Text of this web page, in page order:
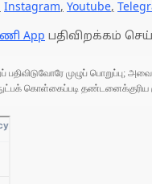
Instagram, Youtube,
App பதிவிறக்கம்
முழுப் பொறுப்பு;
கொள்கைப்படி தண்டனைக்குரிய